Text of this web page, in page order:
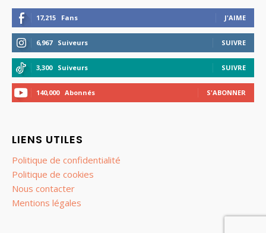
17,215 Fans J'AIME
6,967 Suiveurs SUIVRE
3,300 Suiveurs SUIVRE
140,000 Abonnés S'ABONNER
LIENS UTILES
Politique de confidentialité
Politique de cookies
Nous contacter
Mentions légales